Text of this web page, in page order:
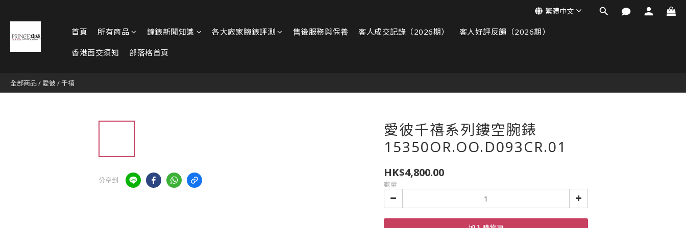
首頁 所有商品 鐘錶新聞知識 各大廠家腕錶評測 售後服務與保養 客人成交記錄（2026期） 客人好評反饋（2026期）
香港面交須知 部落格首頁
繁體中文
全部商品/ 愛彼 /千禧
分享到
愛彼千禧系列鏤空腕錶
15350OR.OO.D093CR.01
HK$4,800.00
數量